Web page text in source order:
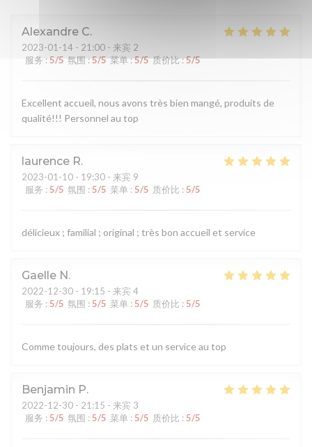
Alexandre C
2023-01-14 - 21:00 - 来宾 2
服务 : 5/5 氛围:5/5 菜单:5/5 质价比:5/5
Excellent accueil, nous avons très bien mangé, produits de
qualité!!! Personnel au top
laurence R
2023-01-10 - 19:30 - 来宾 9
服务 : 5/5 氛围 : 5/5 菜单 : 5/5 质价比 : 5/5
délicieux ; familial ; original ; très bon accueil et service
Gaelle N
2022-12-30 - 19:15 - 来宾 4
服务 : 5/5 氛围 : 5/5 菜单 : 5/5 质价比 : 5/5
Comme toujours, des plats et un service au top
Benjamin P
2022-12-30 - 21:15 - 来宾 3
服务 : 5/5 氛围 : 5/5 菜单 : 5/5 质价比 : 5/5